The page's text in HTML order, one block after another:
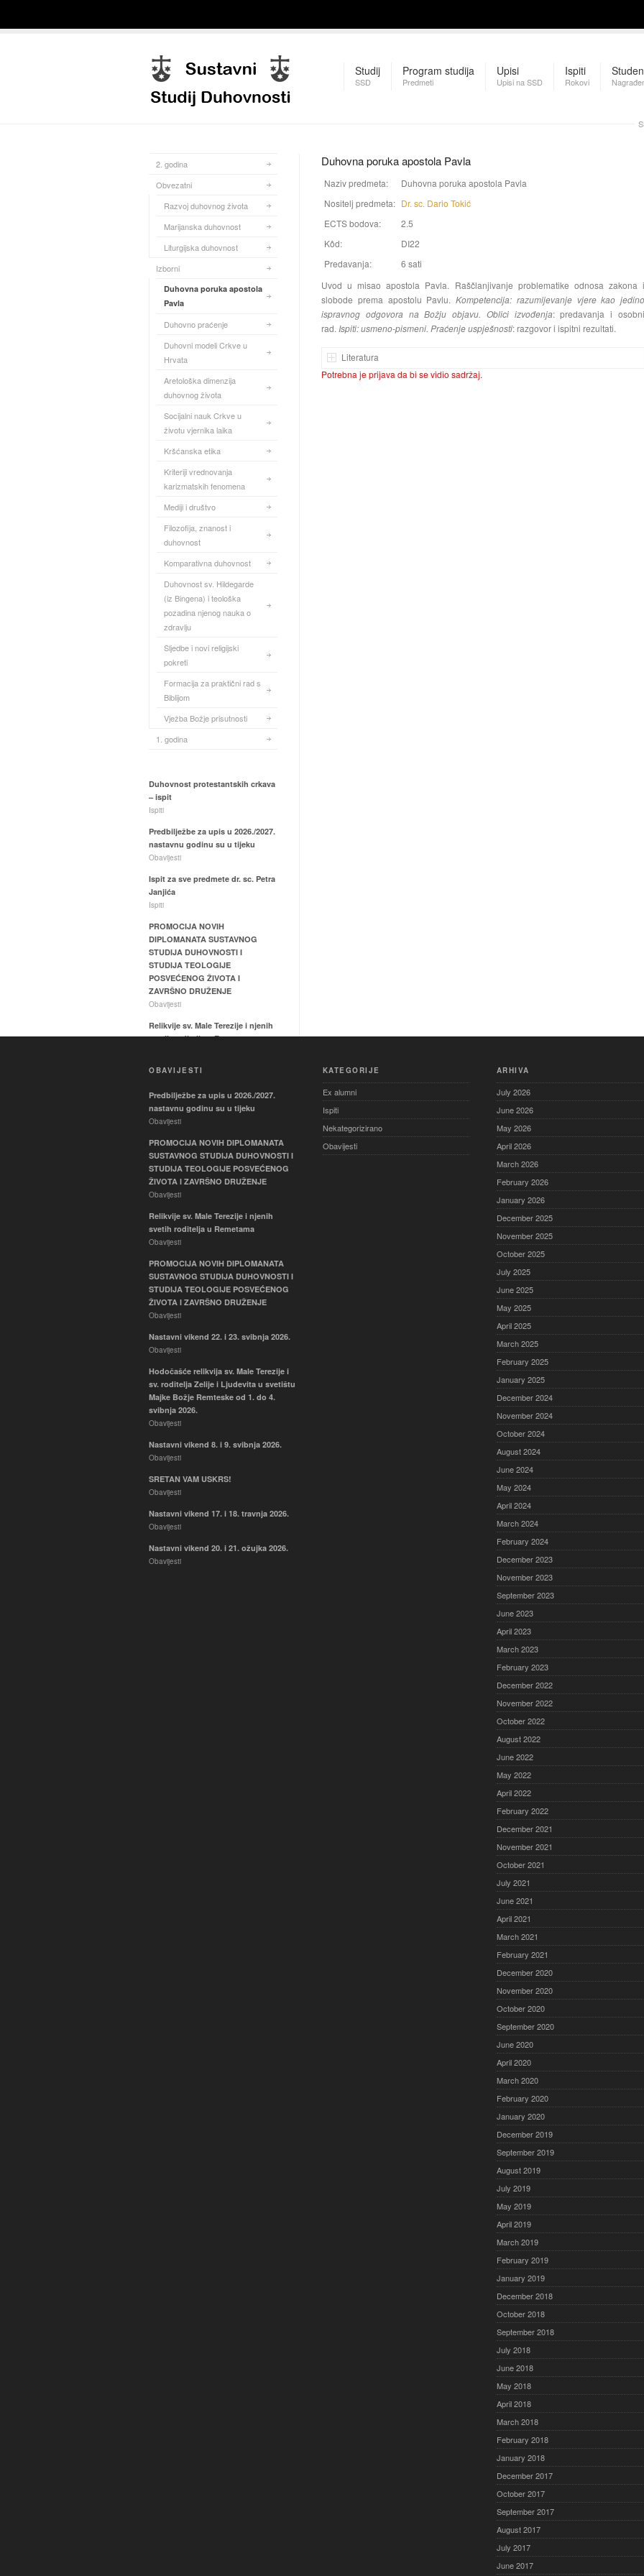
Studij
SSD
Program studija
Predmeti
Upisi
Upisi na SSD
Ispiti
Rokovi
Duhovna poruka apostola Pavla
Naziv predmeta:
Duhovna poruka apostola Pavla
Nositelj predmeta: Dr. sc. Dario Tokić
ECTS bodova:
2.5
Kôd:
DI22
Predavanja:
6 sati
Uvod u misao apostola Pavla. Raščlanjivanje problematike odnosa zakona i
slobode prema apostolu Pavlu. Kompetencija: razumijevanje vjere kao jedino
ispravnog odgovora na Božju objavu. Oblici izvođenja: predavanja i osobni
rad. Ispiti: usmeno-pismeni. Praćenje uspješnosti: razgovor i ispitni rezultati.
Literatura
Potrebna je prijava da bi se vidio sadržaj.
2. godina
Obvezatni
Razvoj duhovnog života
Marijanska duhovnost
Liturgijska duhovnost
Izborni
Duhovna poruka apostola
Pavla
Duhovno praćenje
Duhovni modeli Crkve u
Hrvata
Aretološka dimenzija
duhovnog života
Socijalni nauk Crkve u
životu vjernika laika
Kršćanska etika
Kriteriji vrednovanja
karizmatskih fenomena
Mediji i društvo
Filozofija, znanost i
duhovnost
Komparativna duhovnost
Duhovnost sv. Hildegarde
(iz Bingena) i teološka
pozadina njenog nauka o
zdravlju
Sljedbe i novi religijski
pokreti
Formacija za praktični rad s
Biblijom
Vježba Božje prisutnosti
1. godina
Duhovnost protestantskih crkava
– ispit
Ispiti
Predbilježbe za upis u 2026./2027.
nastavnu godinu su u tijeku
Obavijesti
Ispit za sve predmete dr. sc. Petra
Janjića
Ispiti
PROMOCIJA NOVIH
DIPLOMANATA SUSTAVNOG
STUDIJA DUHOVNOSTI I
STUDIJA TEOLOGIJE
POSVEĆENOG ŽIVOTA I
ZAVRŠNO DRUŽENJE
Obavijesti
Relikvije sv. Male Terezije i njenih
svetih roditelja u Remetama
PROMOCIJA NOVIH
STUDIJA DUHOVNOSTI I
STUDIJA TEOLOGIJE
POSVEĆENOG ŽIVOTA I
ZAVRŠNO DRUŽENJE
Obavijesti
Nastavni vikend 22. i 23. svibnja
2026.
Obavijesti
Aretološka dimenzija duhovnog
života – ispit
Ispiti
Mediji i društvo – ispit
Ispiti
Hodočašće relikvija sv. Male
Terezije i sv. roditelja Zelije i
Remteske od 1. do 4. svibnja
2026.
Obavijesti
OBAVIJESTI
Predbilježbe za upis u 2026./2027.
nastavnu godinu su u tijeku
Obavijesti
PROMOCIJA NOVIH DIPLOMANATA
SUSTAVNOG STUDIJA DUHOVNOSTI I
STUDIJA TEOLOGIJE POSVEĆENOG
ŽIVOTA I ZAVRŠNO DRUŽENJE
Obavijesti
Relikvije sv. Male Terezije i njenih
svetih roditelja u Remetama
Obavijesti
PROMOCIJA NOVIH DIPLOMANATA
SUSTAVNOG STUDIJA DUHOVNOSTI I
STUDIJA TEOLOGIJE POSVEĆENOG
ŽIVOTA I ZAVRŠNO DRUŽENJE
Obavijesti
Nastavni vikend 22. i 23. svibnja 2026.
Obavijesti
Hodočašće relikvija sv. Male Terezije i
sv. roditelja Zelije i Ljudevita u svetištu
Majke Božje Remteske od 1. do 4.
svibnja 2026.
Obavijesti
Nastavni vikend 8. i 9. svibnja 2026.
Obavijesti
SRETAN VAM USKRS!
Obavijesti
Nastavni vikend 17. i 18. travnja 2026.
Obavijesti
Nastavni vikend 20. i 21. ožujka 2026.
Obavijesti
KATEGORIJE
Ex alumni
Ispiti
Nekategorizirano
Obavijesti
ARHIVA
July 2026
June 2026
May 2026
April 2026
March 2026
February 2026
January 2026
December 2025
November 2025
October 2025
July 2025
June 2025
May 2025
April 2025
March 2025
February 2025
January 2025
December 2024
November 2024
October 2024
August 2024
June 2024
May 2024
April 2024
March 2024
February 2024
December 2023
November 2023
September 2023
June 2023
April 2023
March 2023
February 2023
December 2022
November 2022
October 2022
August 2022
June 2022
May 2022
April 2022
February 2022
December 2021
November 2021
October 2021
July 2021
June 2021
April 2021
March 2021
February 2021
December 2020
November 2020
October 2020
September 2020
June 2020
April 2020
March 2020
February 2020
January 2020
December 2019
September 2019
August 2019
July 2019
May 2019
April 2019
March 2019
February 2019
January 2019
December 2018
October 2018
September 2018
July 2018
June 2018
May 2018
April 2018
March 2018
February 2018
January 2018
December 2017
October 2017
September 2017
August 2017
July 2017
June 2017